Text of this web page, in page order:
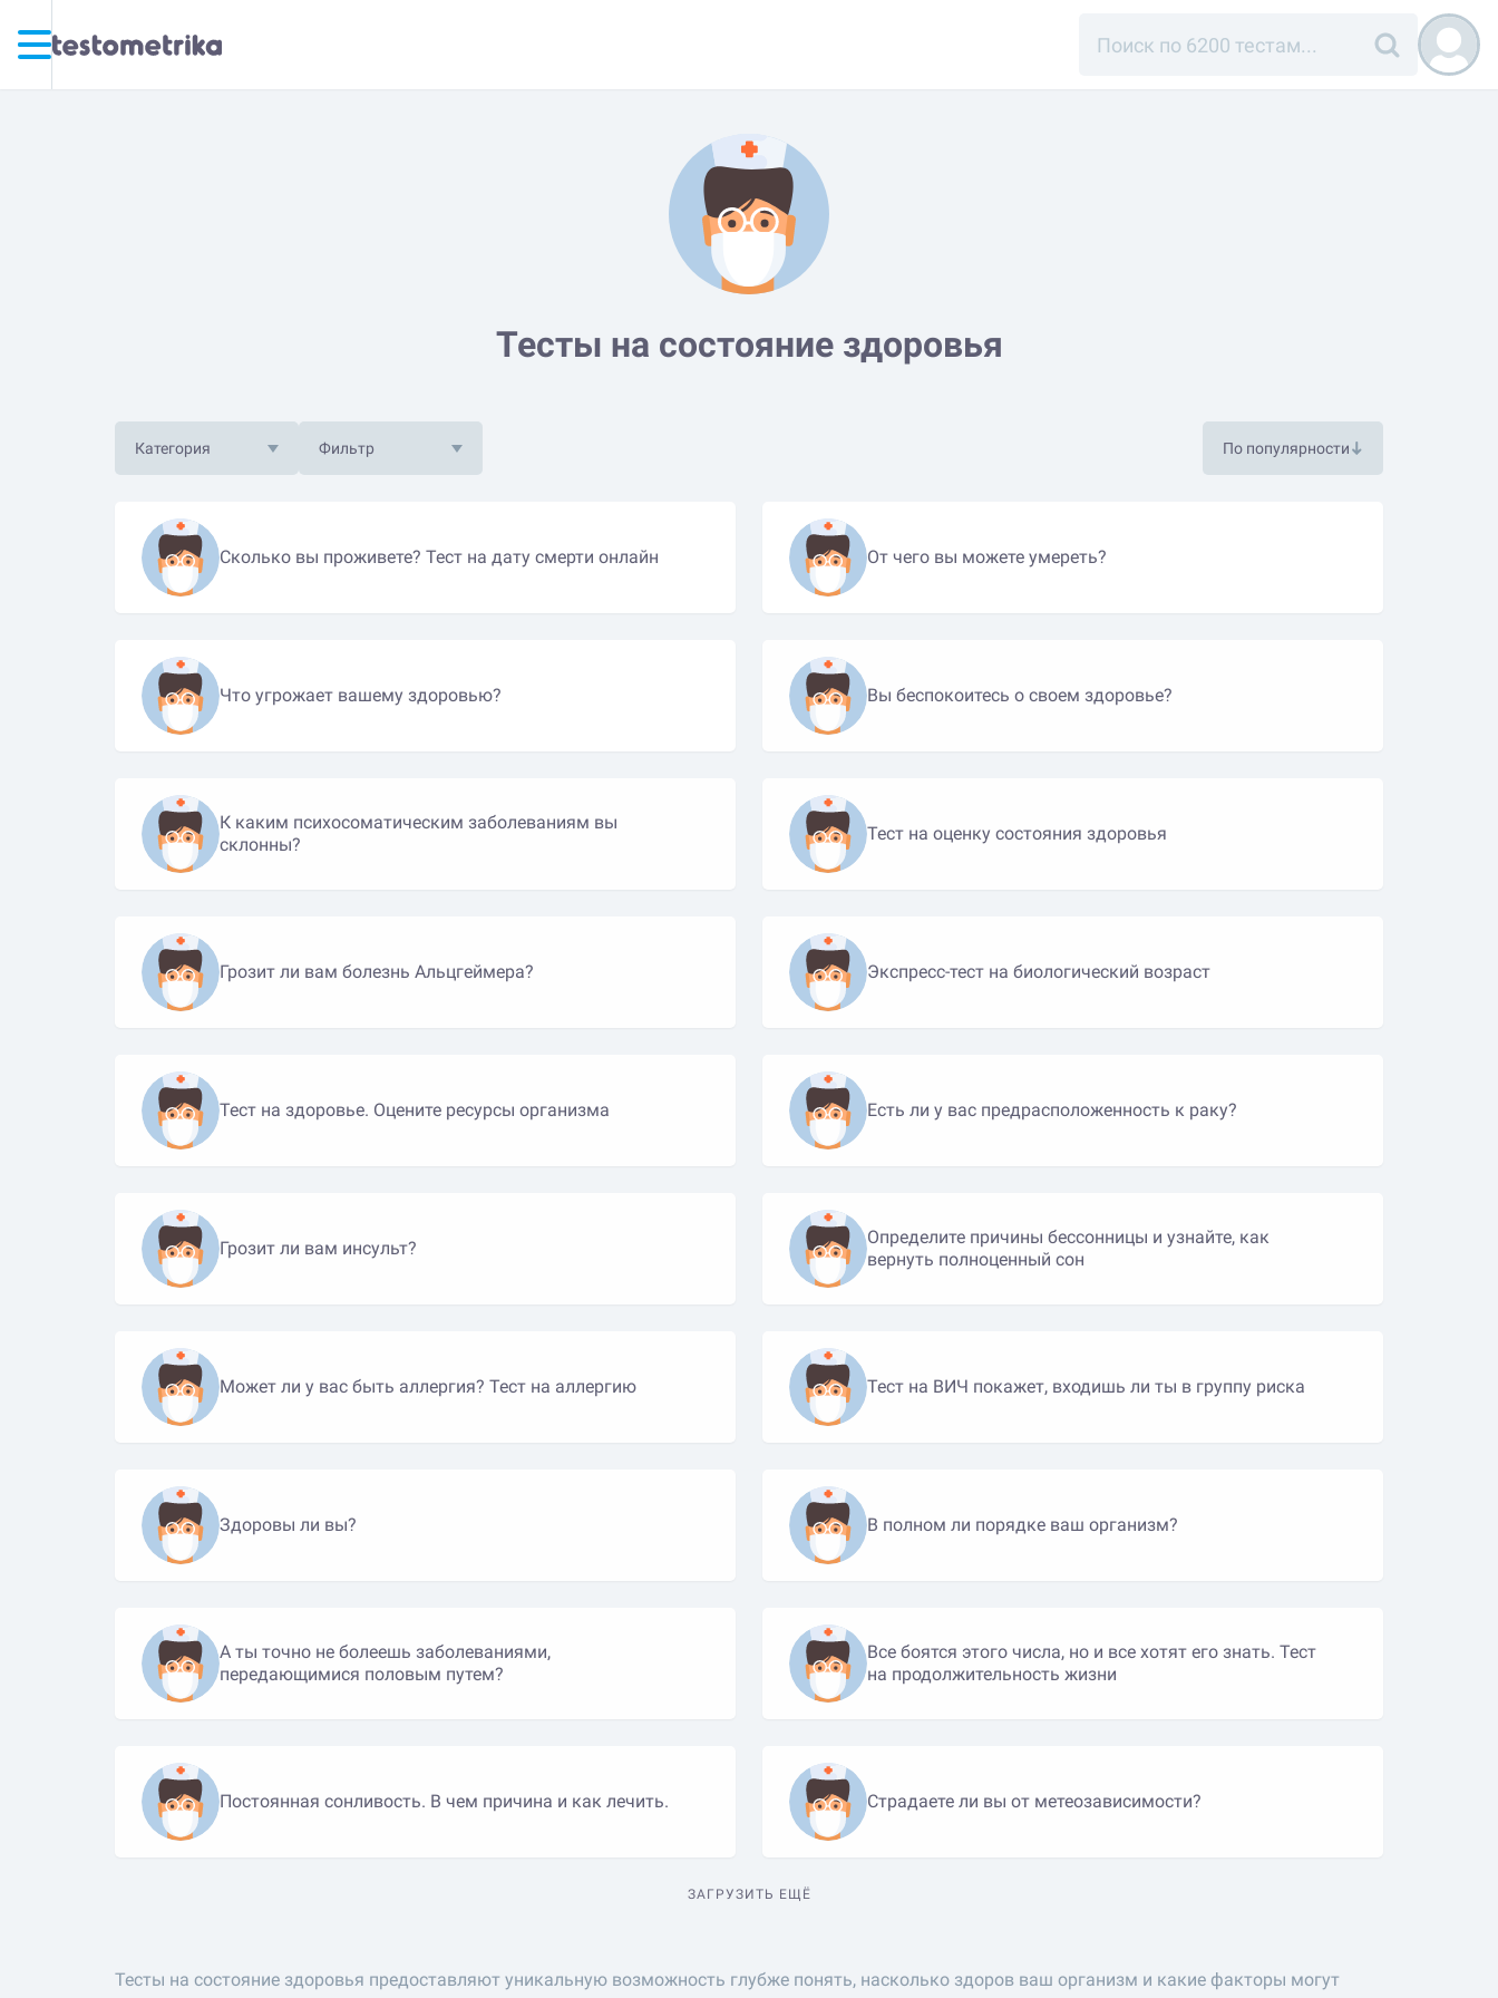
Тесты на состояние здоровья
Категория Фильтр По популярности
Сколько вы проживете? Тест на дату смерти онлайн От чего вы можете умереть?
Что угрожает вашему здоровью? Вы беспокоитесь о своем здоровье?
К каким психосоматическим заболеваниям вы
склонны?
Тест на оценку состояния здоровья
Грозит ли вам болезнь Альцгеймера? Экспресс-тест на биологический возраст
Тест на здоровье. Оцените ресурсы организма Есть ли у вас предрасположенность к раку?
Грозит ли вам инсульт?
Определите причины бессонницы и узнайте, как
вернуть полноценный сон
Может ли у вас быть аллергия? Тест на аллергию Тест на ВИЧ покажет, входишь ли ты в группу риска
Здоровы ли вы? В полном ли порядке ваш организм?
А ты точно не болеешь заболеваниями,
передающимися половым путем?
Все боятся этого числа, но и все хотят его знать. Тест
на продолжительность жизни
Постоянная сонливость. В чем причина и как лечить. Страдаете ли вы от метеозависимости?
ЗАГРУЗИТЬ ЕЩЁ
Тесты на состояние здоровья предоставляют уникальную возможность глубже понять, насколько здоров ваш организм и какие факторы могут